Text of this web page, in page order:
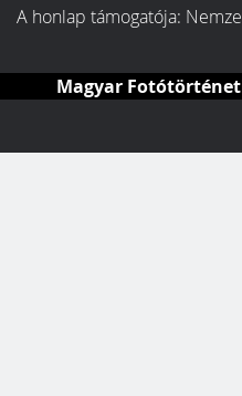
A honlap támogatója:
Magyar